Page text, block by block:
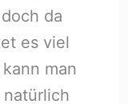
da
es viel
man